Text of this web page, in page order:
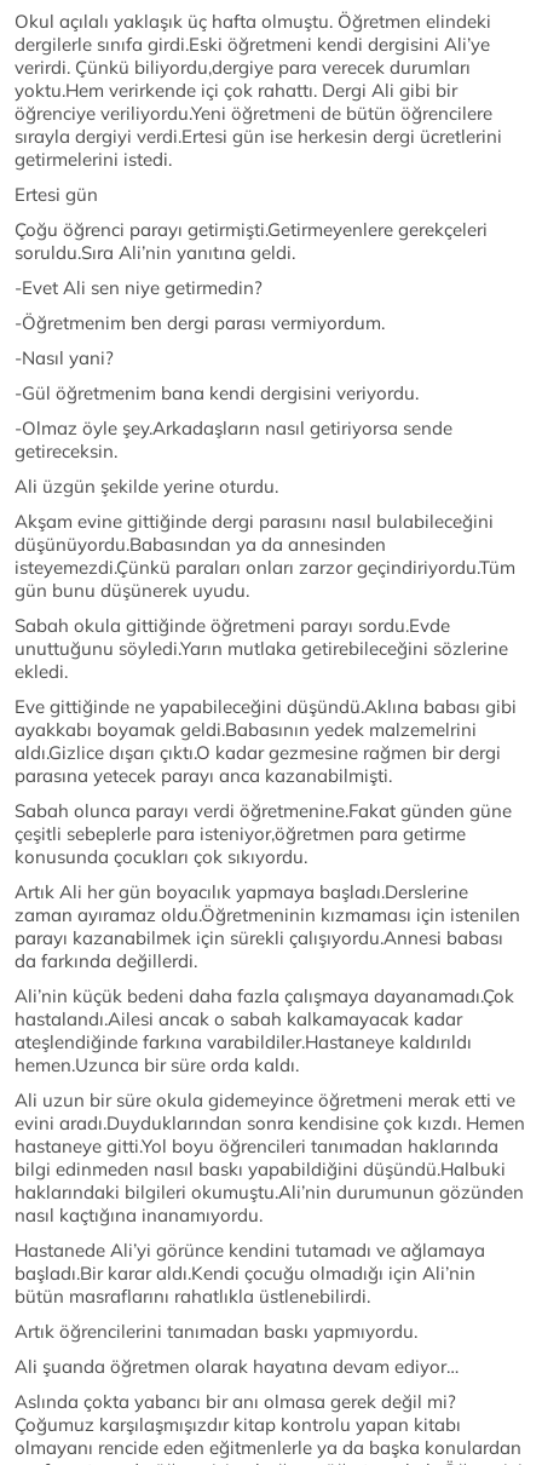
Okul açılalı yaklaşık üç hafta olmuştu. Öğretmen elindeki
dergilerle sınıfa girdi.Eski öğretmeni kendi dergisini Ali’ye
verirdi. Çünkü biliyordu,dergiye para verecek durumları
yoktu.Hem verirkende içi çok rahattı. Dergi Ali gibi bir
öğrenciye veriliyordu.Yeni öğretmeni de bütün öğrencilere
sırayla dergiyi verdi.Ertesi gün ise herkesin dergi ücretlerini
getirmelerini istedi.
Ertesi gün
Çoğu öğrenci parayı getirmişti.Getirmeyenlere gerekçeleri
soruldu.Sıra Ali’nin yanıtına geldi.
-Evet Ali sen niye getirmedin?
-Öğretmenim ben dergi parası vermiyordum.
-Nasıl yani?
-Gül öğretmenim bana kendi dergisini veriyordu.
-Olmaz öyle şey.Arkadaşların nasıl getiriyorsa sende
getireceksin.
Ali üzgün şekilde yerine oturdu.
Akşam evine gittiğinde dergi parasını nasıl bulabileceğini
düşünüyordu.Babasından ya da annesinden
isteyemezdi.Çünkü paraları onları zarzor geçindiriyordu.Tüm
gün bunu düşünerek uyudu.
Sabah okula gittiğinde öğretmeni parayı sordu.Evde
unuttuğunu söyledi.Yarın mutlaka getirebileceğini sözlerine
ekledi.
Eve gittiğinde ne yapabileceğini düşündü.Aklına babası gibi
ayakkabı boyamak geldi.Babasının yedek malzemelrini
aldı.Gizlice dışarı çıktı.O kadar gezmesine rağmen bir dergi
parasına yetecek parayı anca kazanabilmişti.
Sabah olunca parayı verdi öğretmenine.Fakat günden güne
çeşitli sebeplerle para isteniyor,öğretmen para getirme
konusunda çocukları çok sıkıyordu.
Artık Ali her gün boyacılık yapmaya başladı.Derslerine
zaman ayıramaz oldu.Öğretmeninin kızmaması için istenilen
parayı kazanabilmek için sürekli çalışıyordu.Annesi babası
da farkında değillerdi.
Ali’nin küçük bedeni daha fazla çalışmaya dayanamadı.Çok
hastalandı.Ailesi ancak o sabah kalkamayacak kadar
ateşlendiğinde farkına varabildiler.Hastaneye kaldırıldı
hemen.Uzunca bir süre orda kaldı.
Ali uzun bir süre okula gidemeyince öğretmeni merak etti ve
evini aradı.Duyduklarından sonra kendisine çok kızdı. Hemen
hastaneye gitti.Yol boyu öğrencileri tanımadan haklarında
bilgi edinmeden nasıl baskı yapabildiğini düşündü.Halbuki
haklarındaki bilgileri okumuştu.Ali’nin durumunun gözünden
nasıl kaçtığına inanamıyordu.
Hastanede Ali’yi görünce kendini tutamadı ve ağlamaya
başladı.Bir karar aldı.Kendi çocuğu olmadığı için Ali’nin
bütün masraflarını rahatlıkla üstlenebilirdi.
Artık öğrencilerini tanımadan baskı yapmıyordu.
Ali şuanda öğretmen olarak hayatına devam ediyor…
Aslında çokta yabancı bir anı olmasa gerek değil mi?
Çoğumuz karşılaşmışızdır kitap kontrolu yapan kitabı
olmayanı rencide eden eğitmenlerle ya da başka konulardan